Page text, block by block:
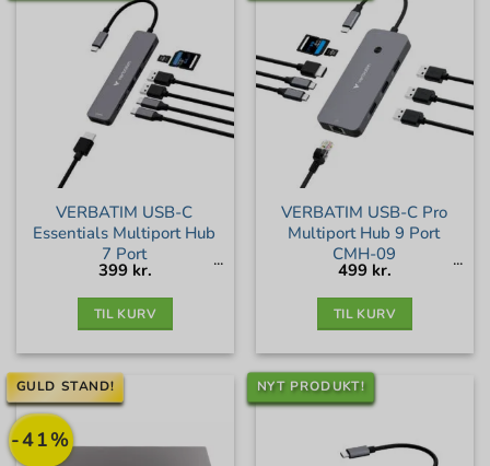
VERBATIM USB-C
Essentials Multiport Hub
7 Port
399 kr.
TIL KURV
VERBATIM USB-C Pro
Multiport Hub 9 Port
CMH-09
499 kr.
TIL KURV
-41%
GULD STAND! NYT PRODUKT!